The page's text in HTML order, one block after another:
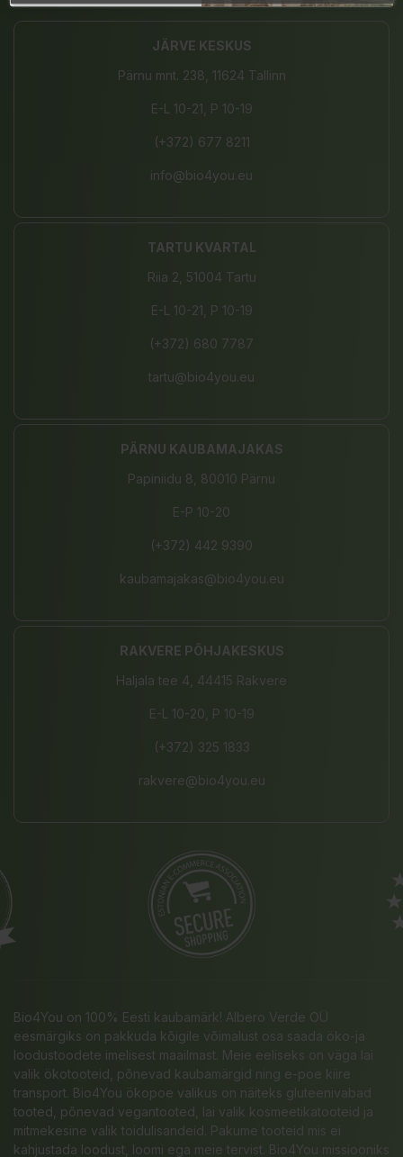
JÄRVE KESKUS
Pärnu mnt. 238, 11624 Tallinn
E-L 10-21, P 10-19
(+372) 677 8211
info@bio4you.eu
TARTU KVARTAL
Riia 2, 51004 Tartu
E-L 10-21, P 10-19
(+372) 680 7787
tartu@bio4you.eu
PÄRNU KAUBAMAJAKAS
Papiniidu 8, 80010 Pärnu
E-P 10-20
(+372) 442 9390
kaubamajakas@bio4you.eu
RAKVERE PÕHJAKESKUS
Haljala tee 4, 44415 Rakvere
E-L 10-20, P 10-19
(+372) 325 1833
rakvere@bio4you.eu
Bio4You on 100% Eesti kaubamärk! Albero Verde OÜ
eesmärgiks on pakkuda kõigile võimalust osa saada öko-ja
loodustoodete imelisest maailmast. Meie eeliseks on väga lai
valik ökotooteid, põnevad kaubamärgid ning e-poe kiire
transport. Bio4You ökopoe valikus on näiteks gluteenivabad
tooted, põnevad vegantooted, lai valik kosmeetikatooteid ja
mitmekesine valik toidulisandeid. Pakume tooteid mis ei
kahjustada loodust, loomi ega meie tervist. Bio4You missiooniks